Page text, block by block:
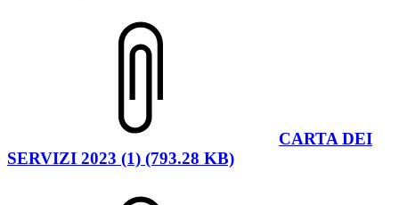
CARTA DEI
SERVIZI 2023 (1) (793.28 KB)